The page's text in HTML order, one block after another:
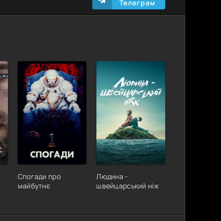
Телеграм
Спогади про
майбутнє
Людина -
швейцарський ніж